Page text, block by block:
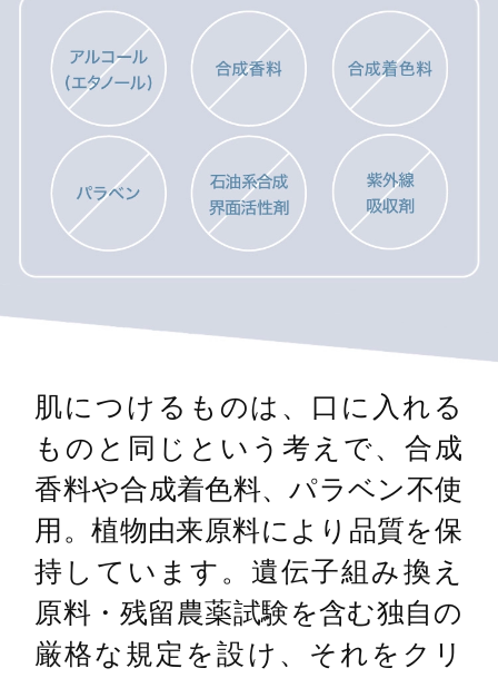
肌につけるものは、口に入れる
ものと同じという考えで、合成
香料や合成着色料、パラベン不使
用。植物由来原料により品質を保
持しています。遺伝子組み換え
原料・残留農薬試験を含む独自の
厳格な規定を設け、それをクリ